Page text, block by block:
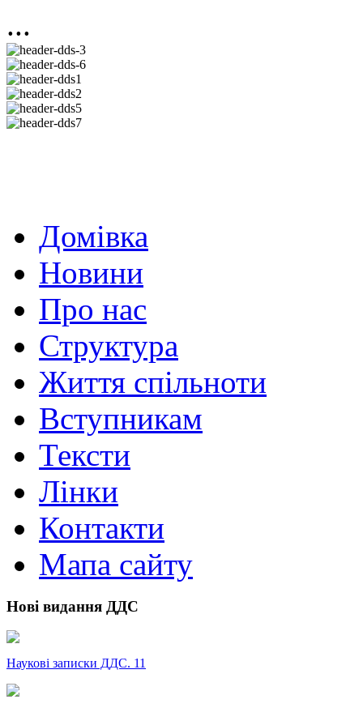
...
Домівка
Новини
Про нас
Структура
Життя спільноти
Вступникам
Тексти
Лінки
Контакти
Мапа сайту
Нові видання ДДС
Наукові записки ДДС. 11